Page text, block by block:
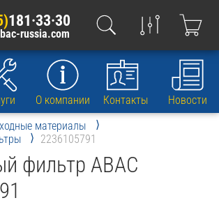
181·33·30
russia.com
О компании Контакты
Новости
материалы
2236105791
фильтр ABAC